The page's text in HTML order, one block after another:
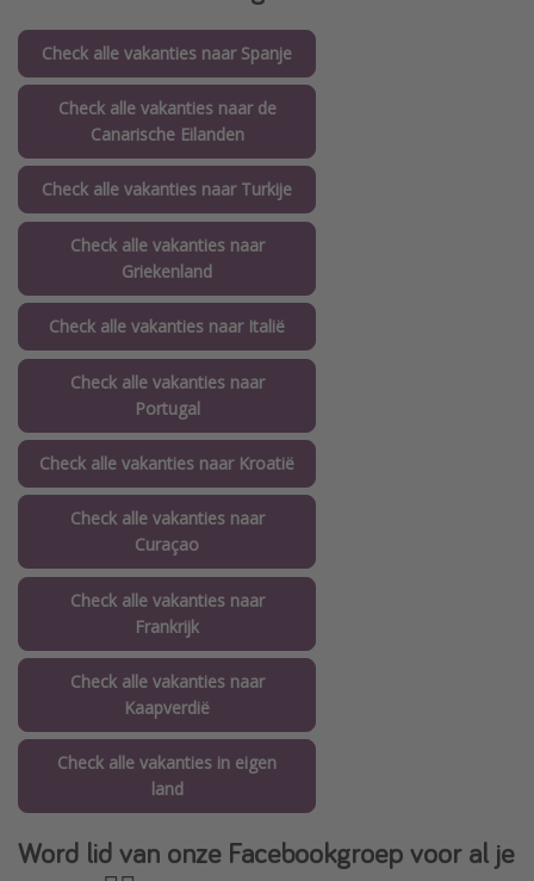
Check alle vakanties naar Spanje
Check alle vakanties naar de
Canarische Eilanden
Check alle vakanties naar Turkije
Check alle vakanties naar
Griekenland
Check alle vakanties naar Italië
Check alle vakanties naar
Portugal
Check alle vakanties naar Kroatië
Check alle vakanties naar
Curaçao
Check alle vakanties naar
Frankrijk
Check alle vakanties naar
Kaapverdië
Check alle vakanties in eigen
land
Word lid van onze Facebookgroep voor al je